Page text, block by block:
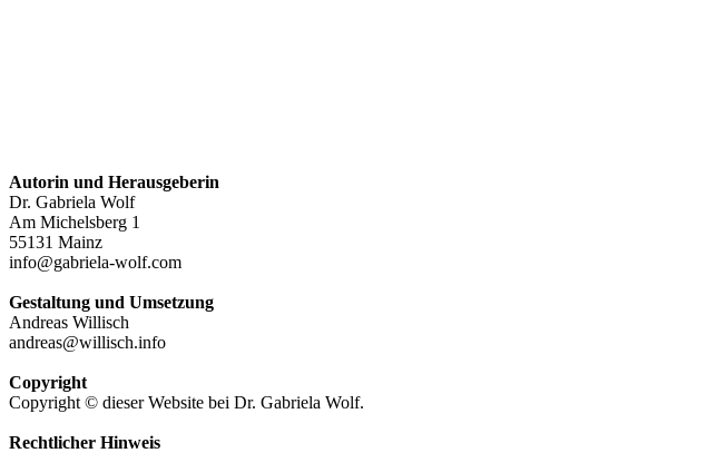
Autorin und Herausgeberin
Dr. Gabriela Wolf
Am Michelsberg 1
55131 Mainz
info@gabriela-wolf.com
Gestaltung und Umsetzung
Andreas Willisch
andreas@willisch.info
Copyright
Copyright © dieser Website bei Dr. Gabriela Wolf.
Rechtlicher Hinweis